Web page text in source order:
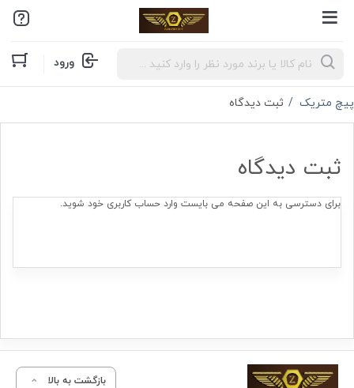
Products
search ورود
پیچ متریک ثبت دیدگاه
ثبت دیدگاه
برای دسترسی به این صفحه می بایست وارد حساب کاربری خود شوید.
بازگشت به بالا